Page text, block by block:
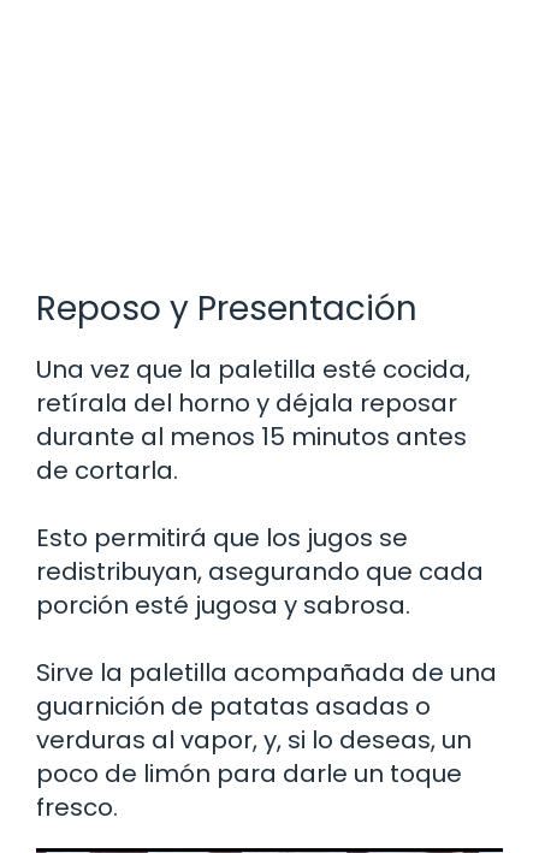
Reposo y Presentación
Una vez que la paletilla esté cocida,
retírala del horno y déjala reposar
durante al menos 15 minutos antes
de cortarla.
Esto permitirá que los jugos se
redistribuyan, asegurando que cada
porción esté jugosa y sabrosa.
Sirve la paletilla acompañada de una
guarnición de patatas asadas o
verduras al vapor, y, si lo deseas, un
poco de limón para darle un toque
fresco.